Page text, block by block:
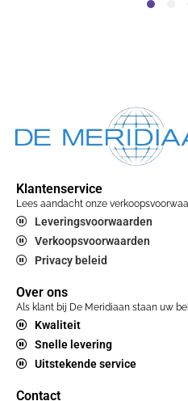
Klantenservice
Lees aandacht onze
Leveringsvoorwaarden
Verkoopsvoorwaarden
Privacy beleid
Over ons
Als klant bij De Meridiaan staan uw
Kwaliteit
Snelle levering
Uitstekende service
Contact